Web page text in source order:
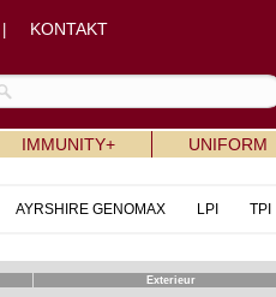
KONTAKT
IMMUNITY+ UNIFORM
AYRSHIRE GENOMAX LPI TPI
Exterieur